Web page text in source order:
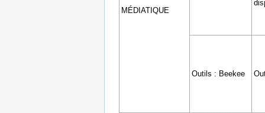
MÉDIATIQUE
Outils : Beekee